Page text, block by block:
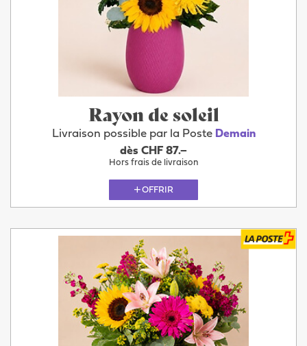
Rayon de soleil
Livraison possible par la Poste Demain
dès CHF 87.–
Hors frais de livraison
OFFRIR